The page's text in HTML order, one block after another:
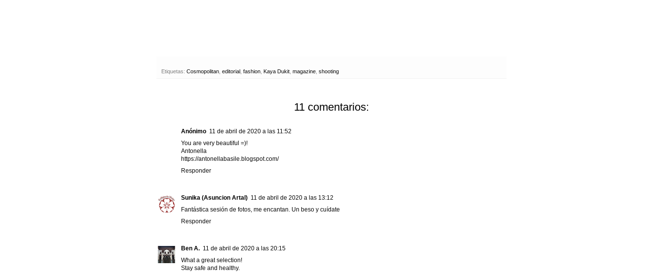
Etiquetas: Cosmopolitan editorial fashion Kaya Dukit magazine shooting
11 comentarios:
Anónimo 11 de abril de 2020 a las 11:52
You are very beautiful =)!
Antonella
https://antonellabasile.blogspot.com/
Responder
Sunika (Asuncion Artal) 11 de abril de 2020 a las 13:12
Fantástica sesión de fotos, me encantan. Un beso y cuídate
Responder
Ben A. 11 de abril de 2020 a las 20:15
What a great selection!
Stay safe and healthy.